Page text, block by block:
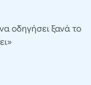
οδηγήσει ξανά το